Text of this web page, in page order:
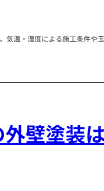
気温・湿度による施工条件
壁塗装